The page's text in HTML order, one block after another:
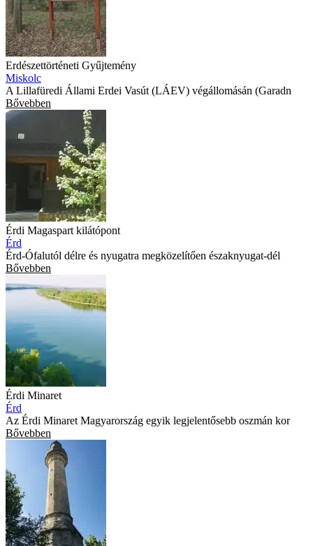
Erdészettörténeti Gyűjtemény
Miskolc
A Lillafüredi Állami Erdei Vasút (LÁEV) végállomásán (Garadn
Bővebben
Érdi Magaspart kilátópont
Érd
Érd-Ófalutól délre és nyugatra megközelítően északnyugat-dél
Bővebben
Érdi Minaret
Érd
Az Érdi Minaret Magyarország egyik legjelentősebb oszmán kor
Bővebben